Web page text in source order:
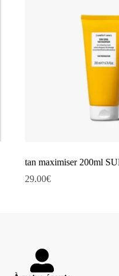
tan maximiser 200ml
29.00€